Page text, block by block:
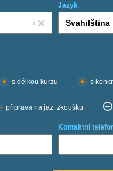
Jazyk
s délkou kurzu s
příprava na jaz. zkoušku
Kontaktní